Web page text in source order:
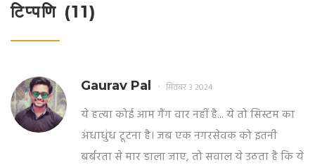
टिप्पणि (11)
Gaurav Pal सितंबर 3 2024
ये हत्या कोई आम गैंग वार नहीं है... ये तो सिस्टम का
अंधाधुंध टूटना है। जब एक नगरसेवक को इतनी
बर्बरता से मार डाला जाए, तो सवाल ये उठता है कि ये